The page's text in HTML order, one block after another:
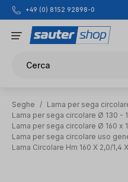
Passa al contenuto
+49 (0) 8152 92898-0
Cerca
Seghe / Lama per sega
Lama per sega circolare Ø 130 -
Lama per sega circolare Ø 160 x
Lama per sega circolare uso
Lama Circolare Hm 160 X 2,0/1,4